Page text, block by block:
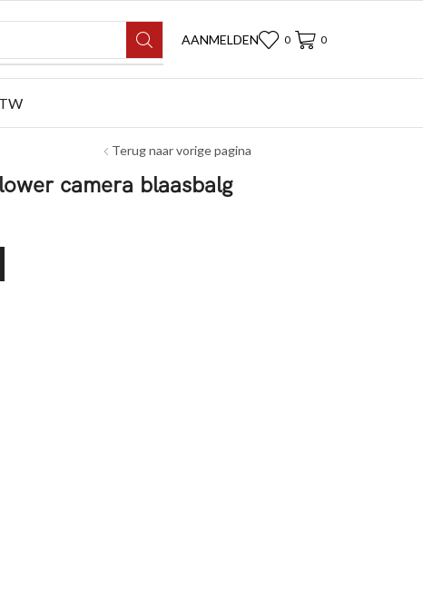
AANMELDEN 0 0
Terug naar vorige pagina
camera blaasbalg